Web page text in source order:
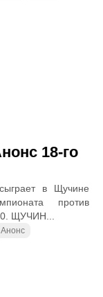
18-го
в Щучине
против
ЩУЧИН...
Анонс